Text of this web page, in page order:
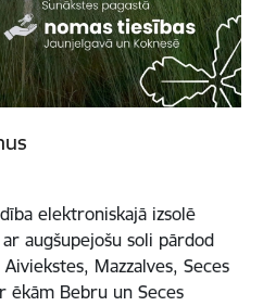
elektroniskajā izsolē
augšupejošu soli pārdod
Mazzalves, Seces
ēkām Bebru un Seces